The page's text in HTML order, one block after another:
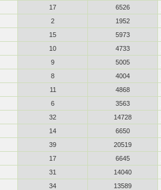
17 6526
2 1952
15 5973
10 4733
9 5005
8 4004
11 4868
6 3563
32 14728
14 6650
39 20519
17 6645
31 14040
34 13589